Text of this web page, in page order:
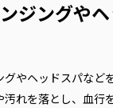
ジングや
グやヘッドスパなど
汚れを落とし、血行